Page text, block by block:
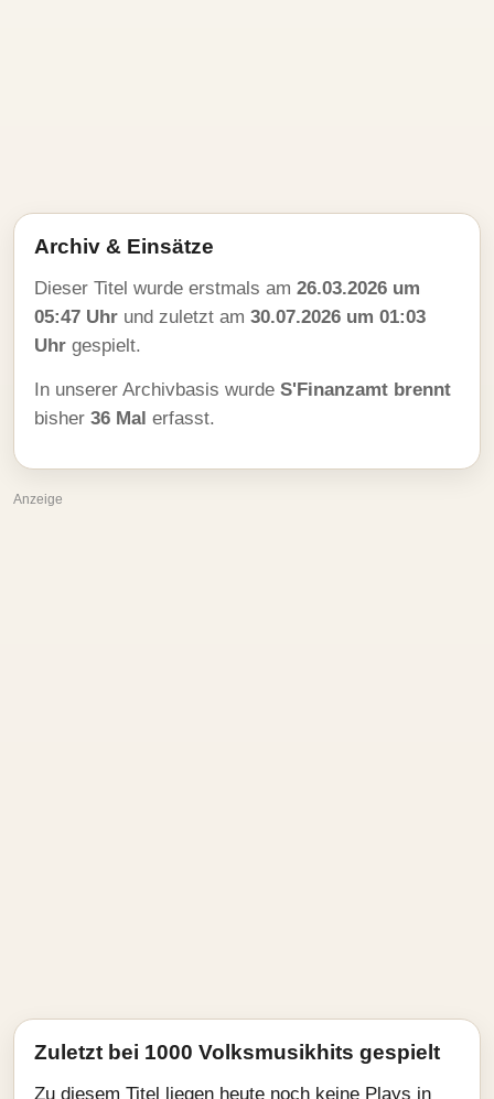
Archiv & Einsätze
Dieser Titel wurde erstmals am 26.03.2026 um
05:47 Uhr und zuletzt am 30.07.2026 um 01:03
Uhr gespielt.
In unserer Archivbasis wurde S'Finanzamt brennt
bisher 36 Mal erfasst.
Anzeige
Zuletzt bei 1000 Volksmusikhits gespielt
Zu diesem Titel liegen heute noch keine Plays in